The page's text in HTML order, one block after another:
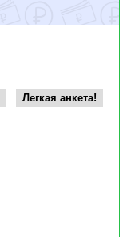
Легкая анкета!